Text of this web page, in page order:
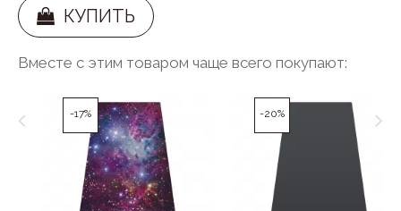
КУПИТЬ
Вместе с этим товаром чаще всего покупают:
-17% -20%